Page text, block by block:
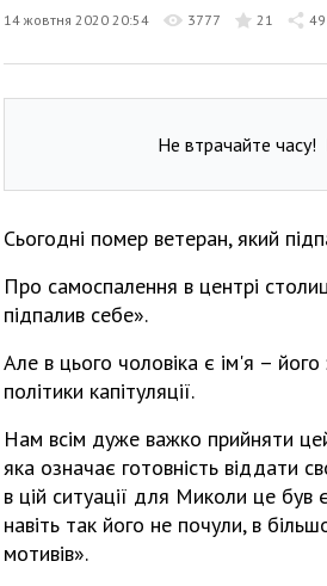
14 жовтня 2020 20:54 3777 21 49
Не втрачайте часу!
Сьогодні помер ветеран, який
Про самоспалення в центрі
підпалив себе».
Але в цього чоловіка є ім'я –
політики капітуляції.
Нам всім дуже важко прийняти
яка означає готовність віддати
в цій ситуації для Миколи це був
навіть так його не почули, в
мотивів».